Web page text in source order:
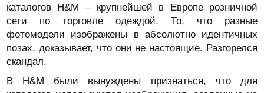
каталогов H&M – крупнейшей в Европе розничной
сети по торговле одеждой. То, что разные
фотомодели изображены в абсолютно идентичных
позах, доказывает, что они не настоящие. Разгорелся
скандал.
В H&M были вынуждены признаться, что для